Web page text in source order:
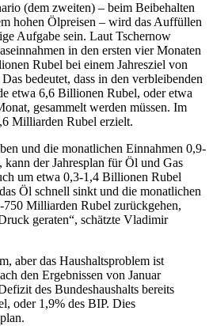
(dem zweiten) – beim Beibehalten
hohen Ölpreisen – wird das Auffüllen
Aufgabe sein. Laut Tschernow
in den ersten vier Monaten
Rubel bei einem Jahresziel von
bedeutet, dass in den verbleibenden
etwa 6,6 Billionen Rubel, oder etwa
gesammelt werden müssen. Im
Milliarden Rubel erzielt.
und die monatlichen Einnahmen 0,9-
der Jahresplan für Öl und Gas
um etwa 0,3-1,4 Billionen Rubel
Öl schnell sinkt und die monatlichen
Milliarden Rubel zurückgehen,
geraten“, schätzte Vladimir
aber das Haushaltsproblem ist
den Ergebnissen von Januar
des Bundeshaushalts bereits
oder 1,9% des BIP. Dies